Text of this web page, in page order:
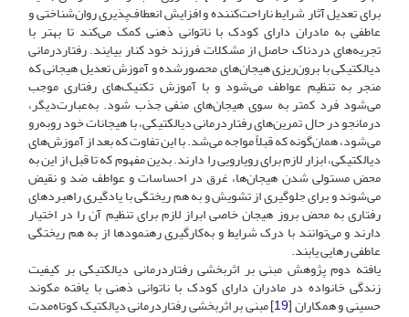
برای تعدیل آثار شرایط ناراحت‌کننده و افزایش انعطاف‌پذیری روان‌شناختی و
عاطفی به مادران دارای کودک با ناتوانی ذهنی کمک می‌کند تا بهتر با
تجربه‌های دردناک حاصل از مشکلات فرزند خود کنار بیایند. رفتاردرمانی
دیالکتیکی با برون‌ریزی هیجان‌های محصورشده و آموزش تعدیل هیجانی که
منجر به تنظیم عواطف می‌شود و با آموزش تکنیک‌های رفتاری موجب
می‌شود فرد کمتر به سوی هیجان‌های منفی جذب شود. به‌عبارت‌دیگر،
درمانجو در حال تمرین‌های رفتاردرمانی دیالکتیکی، با هیجانات خود روبه‌رو
می‌شود، همان‌گونه که قبلاً مواجه می‌شد. با این تفاوت که بعد از آموزش‌های
دیالکتیکی، ابزار لازم برای رویارویی را دارند. بدین مفهوم که تا قبل از این به
محض مستولی شدن هیجان‌ها، غرق در احساسات و عواطف ضد و نقیض
می‌شوند و برای جلوگیری از تشویش و به هم ریختگی با یادگیری راهبردهای
رفتاری به محض بروز هیجان خاصی ابراز لازم برای تنظیم آن را در اختیار
دارند و می‌توانند با درک شرایط و به‌کارگیری رهنمودها از به هم ریختگی
عاطفی رهایی یابند.
یافته دوم پژوهش مبنی بر اثربخشی رفتاردرمانی دیالکتیکی بر کیفیت
زندگی خانواده در مادران دارای کودک با ناتوانی ذهنی با یافته مکوند
حسینی و همکاران [19] مبنی بر اثربخشی رفتاردرمانی دیالکتیک کوتاه‌مدت